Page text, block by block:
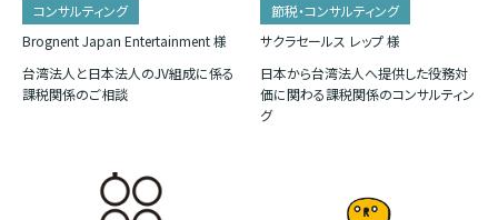
コンサルティング
Brognent Japan Entertainment 様
台湾法人と日本法人のJV組成に係る
課税関係のご相談
節税・コンサルティング
サクラセールス レップ 様
日本から台湾法人へ提供した役務対
価に関わる課税関係のコンサルティン
グ